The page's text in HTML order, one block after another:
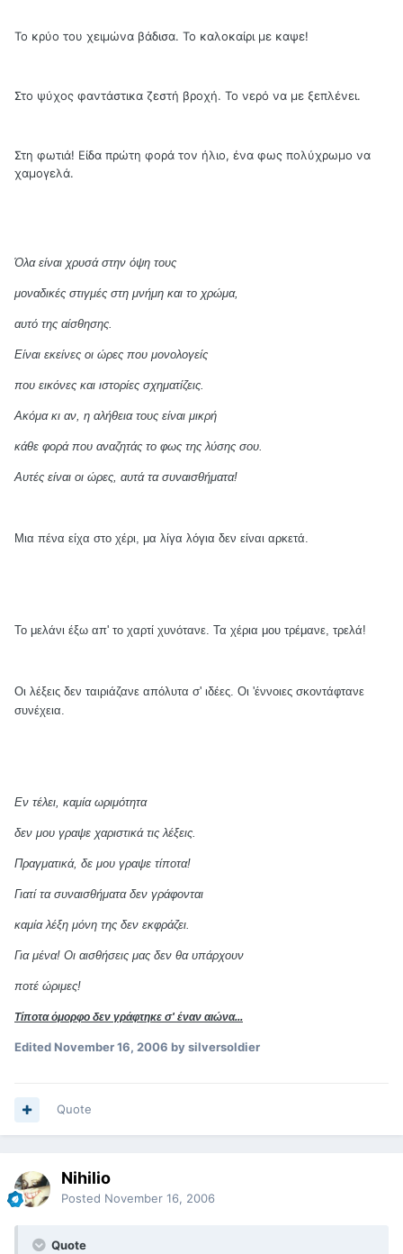
Το κρύο του χειμώνα βάδισα. Το καλοκαίρι με καψε!
Στο ψύχος φαντάστικα ζεστή βροχή. Το νερό να με ξεπλένει.
Στη φωτιά! Είδα πρώτη φορά τον ήλιο, ένα φως πολύχρωμο να
χαμογελά.
Όλα είναι χρυσά στην όψη τους
μοναδικές στιγμές στη μνήμη και το χρώμα,
αυτό της αίσθησης.
Είναι εκείνες οι ώρες που μονολογείς
που εικόνες και ιστορίες σχηματίζεις.
Ακόμα κι αν, η αλήθεια τους είναι μικρή
κάθε φορά που αναζητάς το φως της λύσης σου.
Αυτές είναι οι ώρες, αυτά τα συναισθήματα!
Μια πένα είχα στο χέρι, μα λίγα λόγια δεν είναι αρκετά.
Το μελάνι έξω απ' το χαρτί χυνότανε. Τα χέρια μου τρέμανε, τρελά!
Οι λέξεις δεν ταιριάζανε απόλυτα σ' ιδέες. Οι 'έννοιες σκοντάφτανε
συνέχεια.
Εν τέλει, καμία ωριμότητα
δεν μου γραψε χαριστικά τις λέξεις.
Πραγματικά, δε μου γραψε τίποτα!
Γιατί τα συναισθήματα δεν γράφονται
καμία λέξη μόνη της δεν εκφράζει.
Για μένα! Οι αισθήσεις μας δεν θα υπάρχουν
ποτέ ώριμες!
Τίποτα όμορφο δεν γράφτηκε σ' έναν αιώνα...
EditedNovember 16, 2006 by silversoldier
Quote
Nihilio
Posted November 16, 2006
Quote